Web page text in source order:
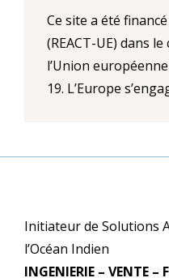
Ce site a été financé
(REACT-UE) dans
l’Union
19. L’Europe
Initiateur de Solutions
l’Océan Indien
INGENIERIE – VENTE –